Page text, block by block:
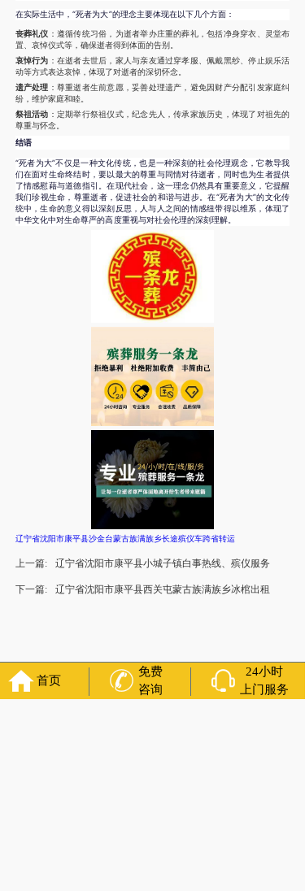
在实际生活中，“死者为大”的理念主要体现在以下几个方面：
丧葬礼仪 ：遵循传统习俗，为逝者举办庄重的葬礼，包括净身穿衣、灵堂布
置、哀悼仪式等，确保逝者得到体面的告别。
哀悼行为 ：在逝者去世后，家人与亲友通过穿孝服、佩戴黑纱、停止娱乐活
动等方式表达哀悼，体现了对逝者的深切怀念。
遗产处理 ：尊重逝者生前意愿，妥善处理遗产，避免因财产分配引发家庭纠
纷，维护家庭和睦。
祭祖活动 ：定期举行祭祖仪式，纪念先人，传承家族历史，体现了对祖先的
尊重与怀念。
结语
“死者为大”不仅是一种文化传统，也是一种深刻的社会伦理观念，它教导我
们在面对生命终结时，要以最大的尊重与同情对待逝者，同时也为生者提供
了情感慰藉与道德指引。在现代社会，这一理念仍然具有重要意义，它提醒
我们珍视生命，尊重逝者，促进社会的和谐与进步。在“死者为大”的文化传
统中，生命的意义得以深刻反思，人与人之间的情感纽带得以维系，体现了
中华文化中对生命尊严的高度重视与对社会伦理的深刻理解。
辽宁省沈阳市康平县沙金台蒙古族满族乡长途殡仪车跨省转运
上一篇: 辽宁省沈阳市康平县小城子镇白事热线、殡仪服务
下一篇: 辽宁省沈阳市康平县西关屯蒙古族满族乡冰棺出租
首页
免费
咨询
24小时
上门服务